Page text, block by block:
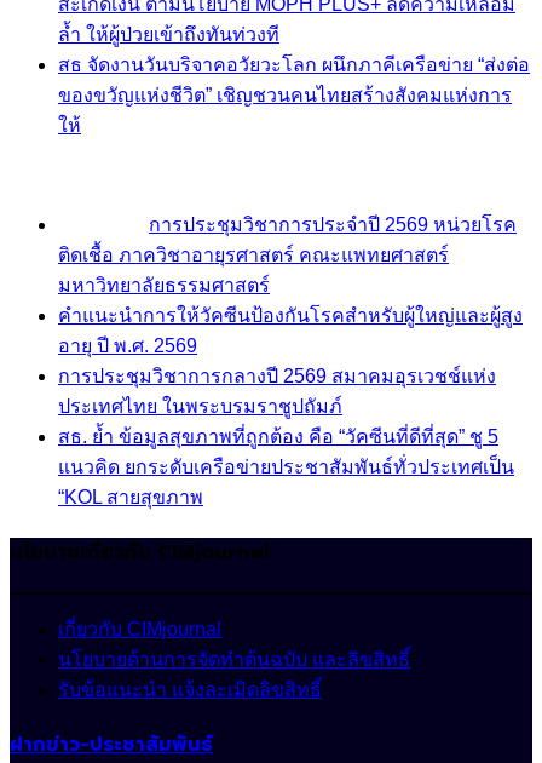
ล้ำ ให้ผู้ป่วยเข้าถึงทันท่วงที
สธ จัดงานวันบริจาคอวัยวะโลก ผนึกภาคีเครือข่าย “ส่งต่อ
ของขวัญแห่งชีวิต” เชิญชวนคนไทยสร้างสังคมแห่งการ
ให้
การประชุมวิชาการประจำปี 2569 หน่วยโรค
ติดเชื้อ ภาควิชาอายุรศาสตร์ คณะแพทยศาสตร์
มหาวิทยาลัยธรรมศาสตร์
คำแนะนำการให้วัคซีนป้องกันโรคสำหรับผู้ใหญ่และผู้สูง
อายุ ปี พ.ศ. 2569
การประชุมวิชาการกลางปี 2569 สมาคมอุรเวชช์แห่ง
ประเทศไทย ในพระบรมราชูปถัมภ์
สธ. ย้ำ ข้อมูลสุขภาพที่ถูกต้อง คือ “วัคซีนที่ดีที่สุด” ชู 5
แนวคิด ยกระดับเครือข่ายประชาสัมพันธ์ทั่วประเทศเป็น
“KOL สายสุขภาพ
นโยบายเกี่ยวกับ CIMjournal
เกี่ยวกับ CIMjournal
นโยบายด้านการจัดทำต้นฉบับ และลิขสิทธิ์
รับข้อแนะนำ แจ้งละเมิดลิขสิทธิ์
ฝากข่าว-ประชาสัมพันธ์